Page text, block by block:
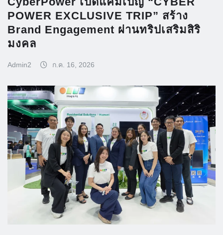
POWER EXCLUSIVE TRIP” สร้าง
Brand Engagement ผ่านทริปเสริมสิริ
มงคล
Admin2 ก.ค. 16, 2026